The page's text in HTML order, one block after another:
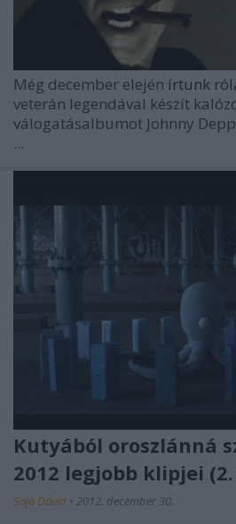
Még december elején írtunk
veterán legendával készít
válogatásalbumot Johnny
...
Kutyából oroszlánná
2012 legjobb klipjei
Sajó Dávid • 2012. december 30.